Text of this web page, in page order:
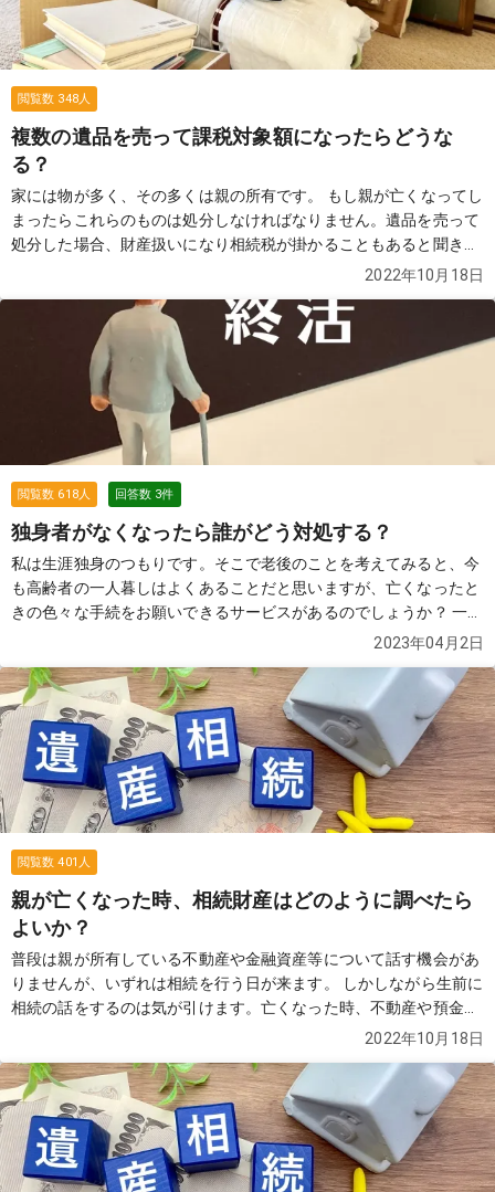
閲覧数 348人
複数の遺品を売って課税対象額になったらどうな
る？
家には物が多く、その多くは親の所有です。 もし親が亡くなってし
まったらこれらのものは処分しなければなりません。遺品を売って
処分した場合、財産扱いになり相続税が掛かることもあると聞きま
すが、30万円以下の1個（1組）の遺品に関しては課税対象ではな
扱いになり課税対象になってしまうのでしょうか。また、そうであ
った場合は、遺品を分割して複数の業者に買取を依頼をして1式30
万円以下に抑えることで非課税にすることはできますか？続きを見
2022年10月18日
閲覧数 618人 回答数 3件
独身者がなくなったら誰がどう対処する？
私は生涯独身のつもりです。そこで老後のことを考えてみると、今
も高齢者の一人暮しはよくあることだと思いますが、亡くなったと
きの色々な手続をお願いできるサービスがあるのでしょうか？ 一人
で自宅内で亡くなった場合、異臭がしてくるまで誰にも見つけても
のだろうか、と心配になっています。 また、最後まで持ち家に住ん
でいた場合は家はどうなるのか、崩壊して人に迷惑をかけるような
空き家になるのではないかとも考えています。
続きを見る
2023年04月2日
閲覧数401 人
親が亡くなった時、相続財産はどのように調べたら
よいか？
普段は親が所有している不動産や金融資産等について話す機会があ
りませんが、いずれは相続を行う日が来ます。 しかしながら生前に
相続の話をするのは気が引けます。亡くなった時、不動産や預金、
保険などの契約を調べる方法はありますか？ また、調査してくれる
2022年10月18日